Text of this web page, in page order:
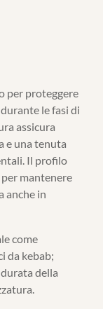
per proteggere
le fasi di
assicura
e una tenuta
Il profilo
mantenere
anche in
come
da kebab;
della